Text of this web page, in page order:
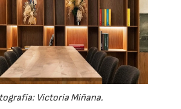
Victoria Miñana.